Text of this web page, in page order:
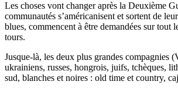
Les choses vont changer après la Deuxième
communautés s’américanisent et sortent de
blues, commencent à être demandées sur
tours.
Jusque-là, les deux plus grandes compagnies
ukrainiens, russes, hongrois, juifs, tchèques,
sud, blanches et noires : old time et country,